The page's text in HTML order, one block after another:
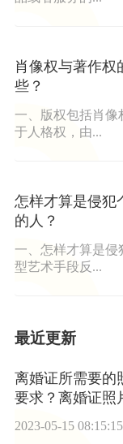
肖像权与著作权
些？
一、版权包括肖像
于人格权，由...
怎样才算是侵犯
的人？
一、怎样才算是侵
型艺术手段反...
最近更新
离婚证所需要的
要求？离婚证照
大？
2023-05-15 08:15:15